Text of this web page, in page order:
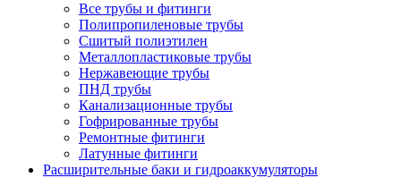
Все трубы и фитинги
Полипропиленовые трубы
Сшитый полиэтилен
Металлопластиковые трубы
Нержавеющие трубы
ПНД трубы
Канализационные трубы
Гофрированные трубы
Ремонтные фитинги
Латунные фитинги
Расширительные баки и гидроаккумуляторы